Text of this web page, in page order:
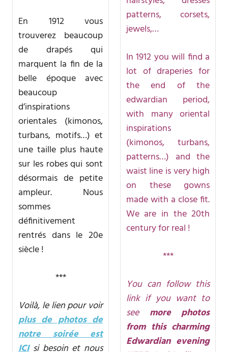
En 1912 vous
trouverez beaucoup
de drapés qui
marquent la fin de la
belle époque avec
beaucoup
d’inspirations
orientales (kimonos,
turbans, motifs…) et
une taille plus haute
sur les robes qui sont
désormais de petite
ampleur. Nous
sommes
définitivement
rentrés dans le 20e
siècle !
***
Voilà, le lien pour voir
plus de photos de
notre soirée est
ICIsi besoin et nous
patterns, corsets,
jewels,…
In 1912 you will find a
lot of draperies for
the end of the
edwardian period,
with many oriental
inspirations
(kimonos, turbans,
patterns…) and the
waist line is very high
on these gowns
made with a close fit.
We are in the 20th
century for real !
***
You can follow this
link if you want to
see more photos
from this charming
Edwardian evening